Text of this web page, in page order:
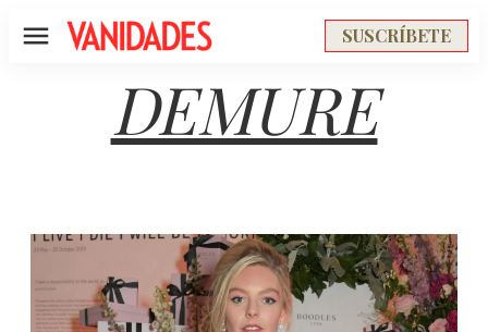
Menú SUSCRÍBETE
DEMURE